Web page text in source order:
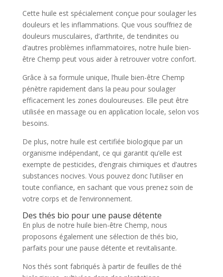
Cette huile est spécialement conçue pour soulager les
douleurs et les inflammations. Que vous souffriez de
douleurs musculaires, d’arthrite, de tendinites ou
d’autres problèmes inflammatoires, notre huile bien-
être Chemp peut vous aider à retrouver votre confort.
Grâce à sa formule unique, l’huile bien-être Chemp
pénètre rapidement dans la peau pour soulager
efficacement les zones douloureuses. Elle peut être
utilisée en massage ou en application locale, selon vos
besoins.
De plus, notre huile est certifiée biologique par un
organisme indépendant, ce qui garantit qu’elle est
exempte de pesticides, d’engrais chimiques et d’autres
substances nocives. Vous pouvez donc l’utiliser en
toute confiance, en sachant que vous prenez soin de
votre corps et de l’environnement.
Des thés bio pour une pause détente
En plus de notre huile bien-être Chemp, nous
proposons également une sélection de thés bio,
parfaits pour une pause détente et revitalisante.
Nos thés sont fabriqués à partir de feuilles de thé